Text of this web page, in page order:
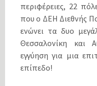
περιφέρειες, 22
που ο ΔΕΗ Διεθνής
ενώνει τα δυο
Θεσσαλονίκη και
εγγύηση για μια
επίπεδο!